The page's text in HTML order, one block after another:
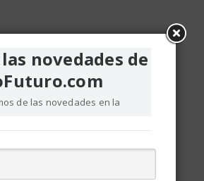
novedades de
de las novedades en la